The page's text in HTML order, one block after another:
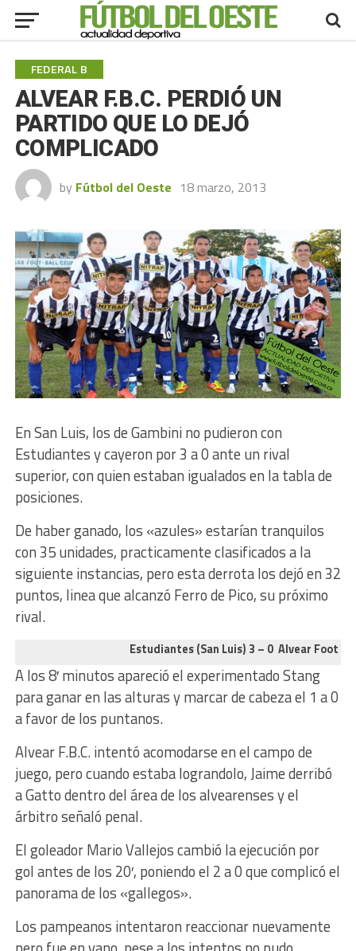
FEDERAL B
ALVEAR F.B.C. PERDIÓ UN
PARTIDO QUE LO DEJÓ
COMPLICADO
by Fútbol del Oeste 18 marzo, 2013
En San Luis, los de Gambini no pudieron con
Estudiantes y cayeron por 3 a 0 ante un rival
superior, con quien estaban igualados en la tabla de
posiciones.
De haber ganado, los «azules» estarían tranquilos
con 35 unidades, practicamente clasificados a la
siguiente instancias, pero esta derrota los dejó en 32
puntos, linea que alcanzó Ferro de Pico, su próximo
rival.
Estudiantes (San Luis) 3 – 0 Alvear Foot
A los 8′ minutos apareció el experimentado Stang
para ganar en las alturas y marcar de cabeza el 1 a 0
a favor de los puntanos.
Alvear F.B.C. intentó acomodarse en el campo de
juego, pero cuando estaba lograndolo, Jaime derribó
a Gatto dentro del área de los alvearenses y el
árbitro señaló penal.
El goleador Mario Vallejos cambió la ejecución por
gol antes de los 20′, poniendo el 2 a 0 que complicó el
panorama de los «gallegos».
Los pampeanos intentaron reaccionar nuevamente